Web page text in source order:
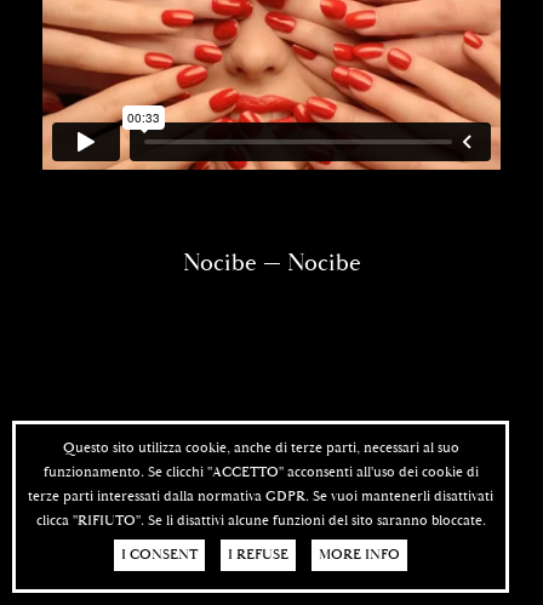
our group
Nocibe — Nocibe
Questo sito utilizza cookie, anche di terze parti, necessari al suo
funzionamento. Se clicchi "ACCETTO" acconsenti all'uso dei cookie di
terze parti interessati dalla normativa GDPR. Se vuoi mantenerli disattivati
clicca "RIFIUTO". Se li disattivi alcune funzioni del sito saranno bloccate.
I CONSENT
I REFUSE MORE INFO